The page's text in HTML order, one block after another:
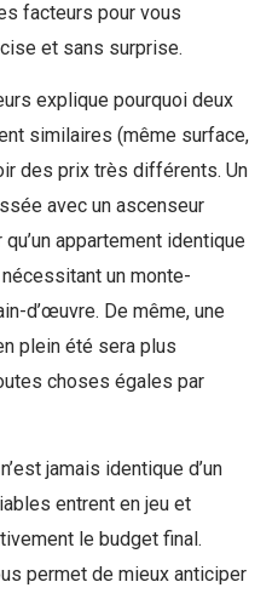
facteurs pour vous
et sans surprise.
explique pourquoi deux
similaires (même surface,
des prix très différents. Un
avec un ascenseur
appartement identique
un monte-
d’œuvre. De même, une
plein été sera plus
choses égales par
jamais identique d’un
entrent en jeu et
le budget final.
permet de mieux anticiper